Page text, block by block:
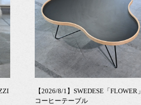
【2026/8/1】SWEDESE「FLOWER」
コーヒーテーブル